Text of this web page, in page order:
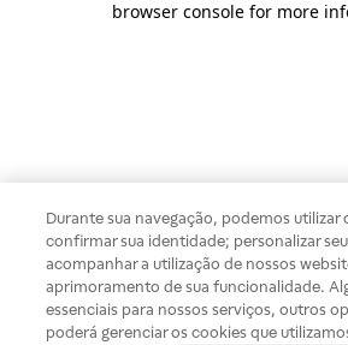
browser console for more
Durante sua navegação, podemos utilizar
confirmar sua identidade; personalizar
acompanhar a utilização de nossos
aprimoramento de sua funcionalidade.
essenciais para nossos serviços, outros
poderá gerenciar os cookies que